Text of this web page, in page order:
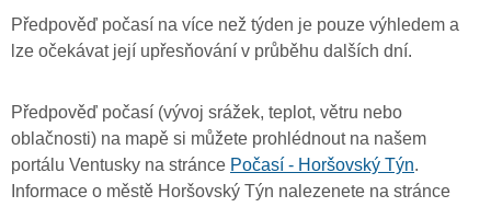
Předpověď počasí na více než týden je pouze výhledem a
lze očekávat její upřesňování v průběhu dalších dní.
Předpověď počasí (vývoj srážek, teplot, větru nebo
oblačnosti) na mapě si můžete prohlédnout na našem
portálu Ventusky na stránce Počasí - Horšovský Týn.
Informace o městě Horšovský Týn nalezenete na stránce